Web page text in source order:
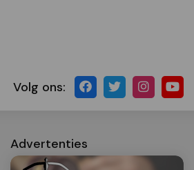
Volg ons:
Advertenties